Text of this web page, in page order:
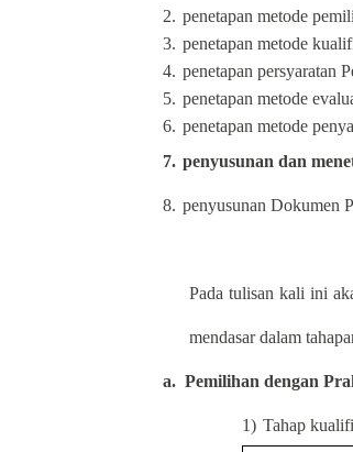
2. penetapan metode
3. penetapan metode
4. penetapan persyaratan
5. penetapan metode
6. penetapan metode
7. penyusunan dan
8. penyusunan Dokumen
Pada tulisan kali ini
mendasar dalam
a. Pemilihan dengan
1) Tahap